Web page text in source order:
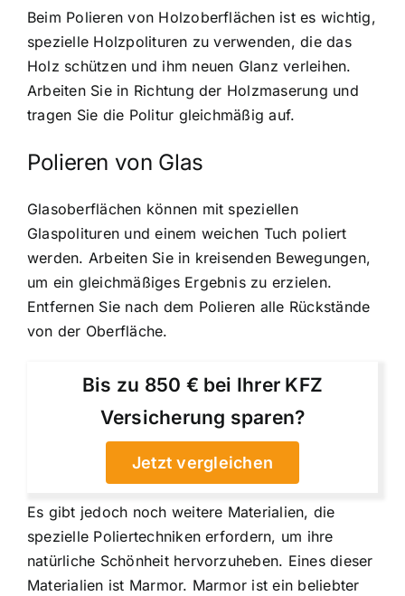
Beim Polieren von Holzoberflächen ist es wichtig,
spezielle Holzpolituren zu verwenden, die das
Holz schützen und ihm neuen Glanz verleihen.
Arbeiten Sie in Richtung der Holzmaserung und
tragen Sie die Politur gleichmäßig auf.
Polieren von Glas
Glasoberflächen können mit speziellen
Glaspolituren und einem weichen Tuch poliert
werden. Arbeiten Sie in kreisenden Bewegungen,
um ein gleichmäßiges Ergebnis zu erzielen.
Entfernen Sie nach dem Polieren alle Rückstände
von der Oberfläche.
Bis zu 850 € bei Ihrer KFZ
Versicherung sparen?
Jetzt vergleichen
Es gibt jedoch noch weitere Materialien, die
spezielle Poliertechniken erfordern, um ihre
natürliche Schönheit hervorzuheben. Eines dieser
Materialien ist Marmor. Marmor ist ein beliebter